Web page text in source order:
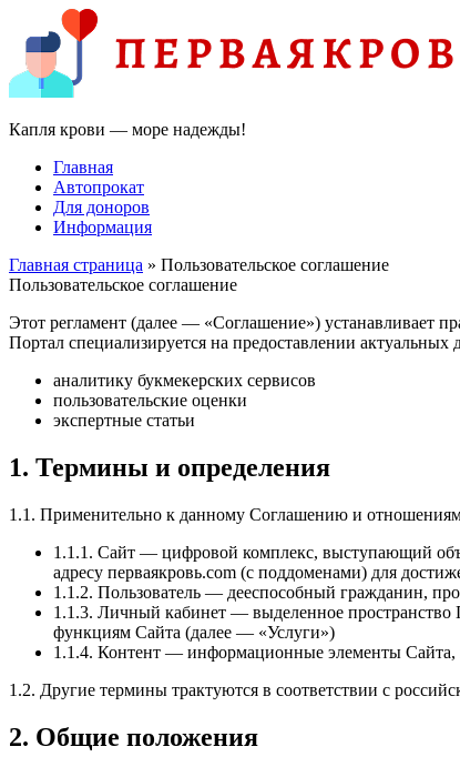
Капля крови — море надежды!
Главная
Автопрокат
Для доноров
Информация
Главная страница » Пользовательское соглашение
Пользовательское соглашение
Этот регламент (далее — «Соглашение») устанавливает
Портал специализируется на предоставлении
аналитику букмекерских сервисов
пользовательские оценки
экспертные статьи
1. Термины и определения
1.1. Применительно к данному Соглашению и
1.1.1. Сайт — цифровой комплекс, выступающий
адресу перваякровь.com (с поддоменами) для
1.1.2. Пользователь — дееспособный гражданин,
1.1.3. Личный кабинет — выделенное пространство
функциям Сайта (далее — «Услуги»)
1.1.4. Контент — информационные элементы Сайта,
1.2. Другие термины трактуются в соответствии с
2. Общие положения